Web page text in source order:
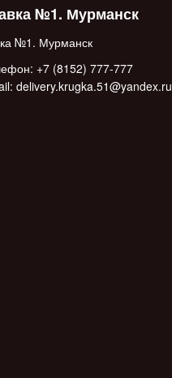
№1. Мурманск
№1. Мурманск
+7 (8152) 777-777
delivery.krugka.51@yandex.ru